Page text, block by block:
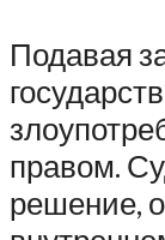
Подавая
правом.
решение,